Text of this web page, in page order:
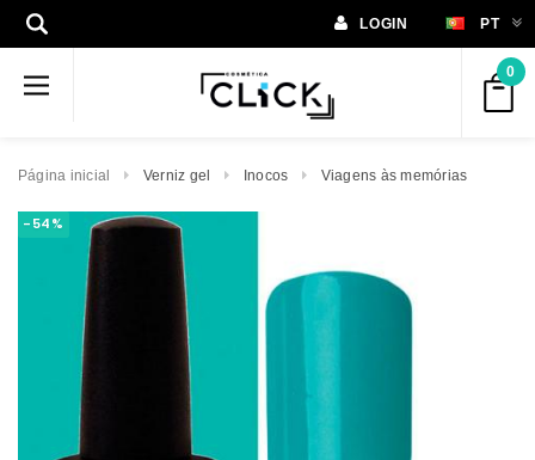
LOGIN PT
0
Página inicial Verniz gel Inocos Viagens às memórias
-54%